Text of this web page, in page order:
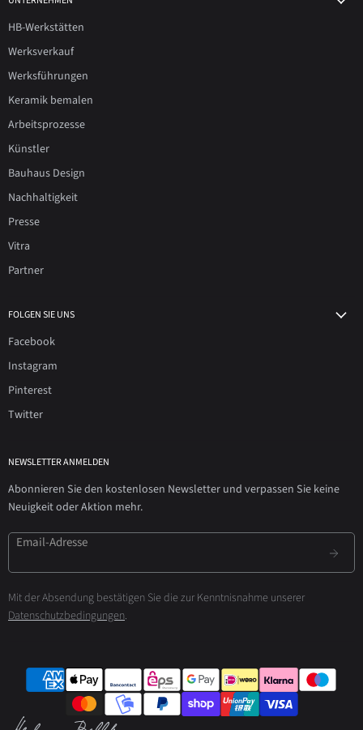
HB-Werkstätten
Werksverkauf
Werksführungen
Keramik bemalen
Arbeitsprozesse
Künstler
Bauhaus Design
Nachhaltigkeit
Presse
Vitra
Partner
FOLGEN SIE UNS
Facebook
Instagram
Pinterest
Twitter
NEWSLETTER ANMELDEN
Abonnieren Sie den kostenlosen Newsletter und verpassen Sie keine
Neuigkeit oder Aktion mehr.
Email-Adresse
Mit der Absendung bestätigen Sie die zur Kenntnisnahme unserer
Datenschutzbedingungen.